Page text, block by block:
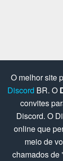
O melhor site
Discord BR. O
convites
Discord. O
online que
meio de
chamados de